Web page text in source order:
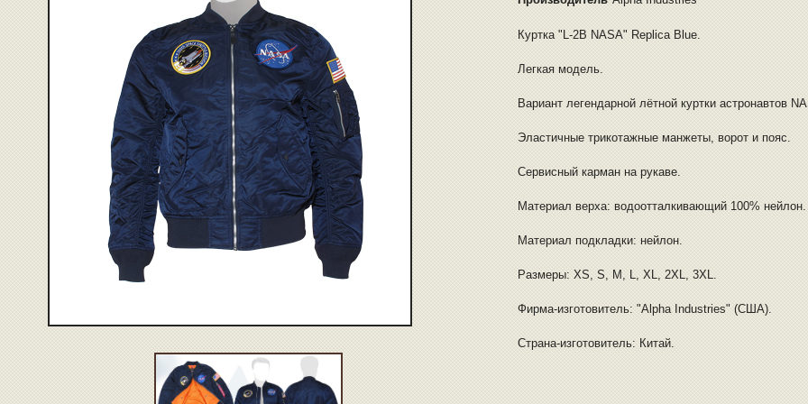
Куртка "L-2B NASA" Replica Blue.
Легкая модель.
Вариант легендарной лётной куртки астронавтов
Эластичные трикотажные манжеты, ворот и пояс.
Сервисный карман на рукаве.
Материал верха: водоотталкивающий 100% нейлон.
Материал подкладки: нейлон.
Размеры: XS, S, M, L, XL, 2XL, 3XL.
Фирма-изготовитель: "Alpha Industries" (США).
Страна-изготовитель: Китай.